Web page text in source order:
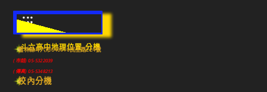
:::
斗六高中地理位置-分機
雲林縣斗六市640010民生路224號
(市話) 05-5322039
(傳真) 05-5348213
校內分機